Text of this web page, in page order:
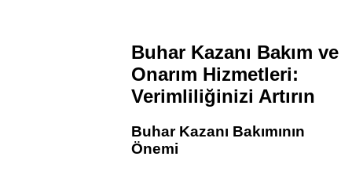
Buhar Kazanı Bakım ve
Onarım Hizmetleri:
Verimliliğinizi Artırın
Buhar Kazanı Bakımının
Önemi